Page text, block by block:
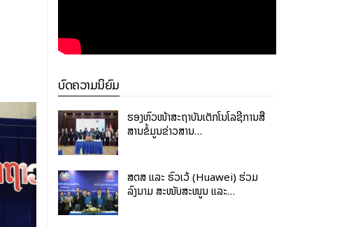
ບົດຄວາມນິຍົມ
ຮອງຫົວໜ້າສະຖາບັນເຕັກໂນໂລຊີການສື່
ສານຂໍ້ມູນຂ່າວສານ…
ສຕສ ແລະ ຮົວເວ້ (Huawei) ຮ່ວມ
ລົງນາມ ສະໜັບສະໜູນ ແລະ…